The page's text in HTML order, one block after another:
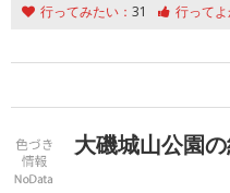
行ってみたい： 31 行ってよ
大磯城山公園